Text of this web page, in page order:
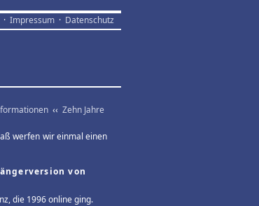
· Impressum · Datenschutz
‹‹ Zehn Jahre
werfen wir einmal einen
von
die 1996 online ging.